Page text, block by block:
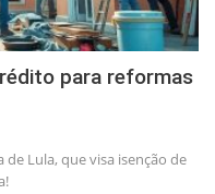
para reformas
Lula, que visa isenção de